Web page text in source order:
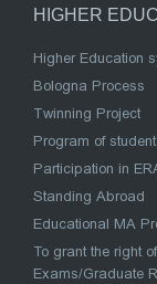
HIGHER
Higher Education
Bologna Process
Twinning Project
Program of
Participation in
Standing Abroad
Educational MA
To grant the right
Exams/Graduate